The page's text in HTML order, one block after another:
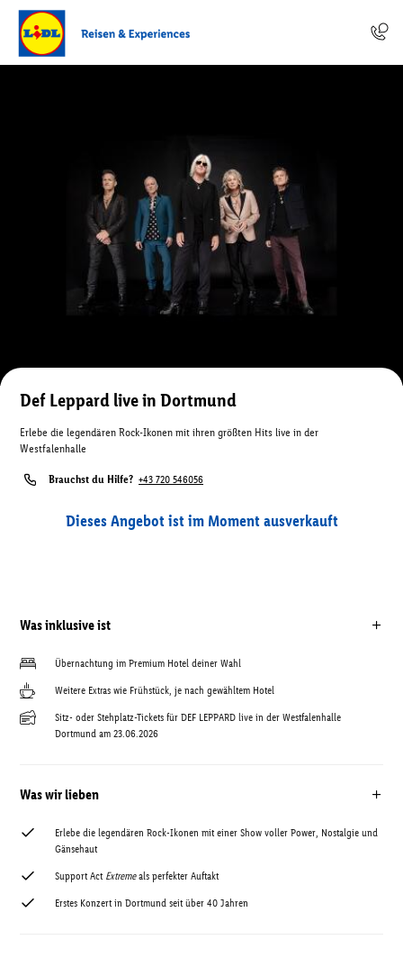
Def Leppard live in Dortmund
Erlebe die legendären Rock-Ikonen mit ihren größten Hits live in der
Westfalenhalle
Brauchst du Hilfe? +43 720 546056
Dieses Angebot ist im Moment ausverkauft
Was inklusive ist
Übernachtung im Premium Hotel deiner Wahl
Weitere Extras wie Frühstück, je nach gewähltem Hotel
Sitz- oder Stehplatz-Tickets für DEF LEPPARD live in der Westfalenhalle
Dortmund am 23.06.2026
Was wir lieben
Erlebe die legendären Rock-Ikonen mit einer Show voller Power, Nostalgie und
Gänsehaut
Support Act Extremeals perfekter Auftakt
Erstes Konzert in Dortmund seit über 40 Jahren